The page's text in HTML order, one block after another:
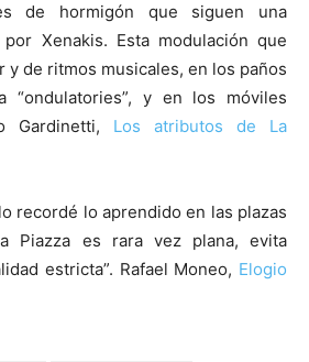
de hormigón que siguen una
Xenakis. Esta modulación que
y de ritmos musicales, en los paños
“ondulatories”, y en los móviles
Gardinetti, Los atributos de La
recordé lo aprendido en las plazas
Piazza es rara vez plana, evita
estricta”. Rafael Moneo, Elogio